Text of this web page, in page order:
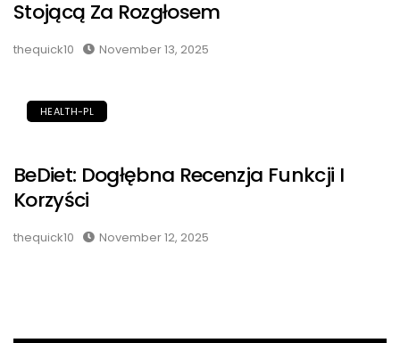
Stojącą Za Rozgłosem
thequick10 November 13, 2025
HEALTH-PL
BeDiet: Dogłębna Recenzja Funkcji I
Korzyści
thequick10 November 12, 2025